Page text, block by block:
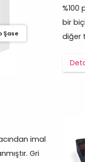
Şase
%100
bir
diğer
imal
Gri